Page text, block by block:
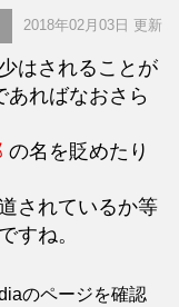
2018年02月03日 更新
はされることが
あればなおさら
の名を貶めたり
されているか等
すね。
のページを確認